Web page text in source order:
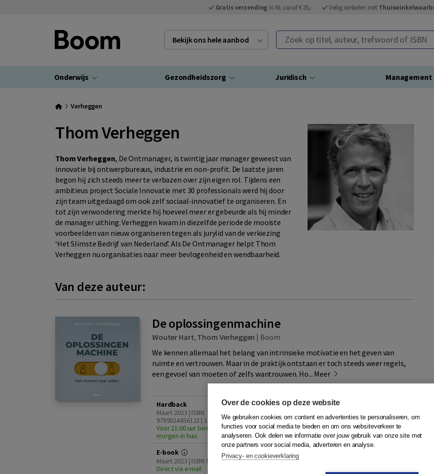
Gratis verzending in NL vanaf € 20,- Veilig winkelen met
Bekijk ons hele aanbod Zoek op titel, auteur, trefwoord of ISBN
Onderwijs Gezondheidszorg Juridisch Management
Verheggen
Thom Verheggen
Thom Verheggen, De Ontmanager, is twintig jaar manager geweest van
innovatie bij ontwerpbureaus, industrie en non-profit. De laatste jaren
begon hij zich steeds meer te verbazen over zijn eigen rol. Tijdens een
ambitieus project Sociale Innovatie met 30 professionals werd hij door
zijn team uitgedaagd om ook zelf sociaal-innovatief te organiseren. En
tot zijn verwondering merkte hij hoeveel meer er gebeurde als hij minder
de manager uithing. Verheggen kwam in diezelfde periode de mooiste
voorbeelden van nieuw organiseren tegen als jurylid van de verkiezing
‘Het Slimste Bedrijf van Nederland’. Als De Ontmanager helpt Thom
Verheggen nu organisaties naar meer bevlogenheid en wendbaarheid.
Van deze auteur:
De oplossingenmachine
Wouter Hart, Thom Verheggen | Boom
We kennen allemaal het belang van intrinsieke motivatie en het geven van
ruimte en vertrouwen. Maar in de praktijk ontstaan er toch steeds weer regels,
een gevoel van moeten of zelfs wantrouwen. Ho... Meer
Hardback
Maart 2023 | ISBN
9789024456123 | 1e druk
Voor 21:00 uur besteld,
morgen in huis
32,75 Quantity
− + In winkelwagen
E-book
Maart 2023 | ISBN 9789024457717
Direct via e-mail
26,25
Over de cookies op deze website
We gebruiken cookies om content en advertenties te personaliseren, om
functies voor social media te bieden en om ons websiteverkeer te
analyseren. Ook delen we informatie over jouw gebruik van onze site met
onze partners voor social media, adverteren en analyse.
Privacy- en cookieverklaring